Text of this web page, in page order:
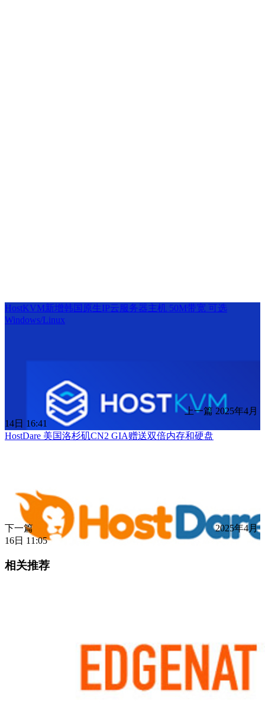
HostKVM新增韩国原生IP云服务器主机 50M带宽 可选
Windows/Linux
上一篇 2025年4月
14日 16:41
HostDare 美国洛杉矶CN2 GIA赠送双倍内存和硬盘
下一篇
2025年4月
16日 11:05
相关推荐